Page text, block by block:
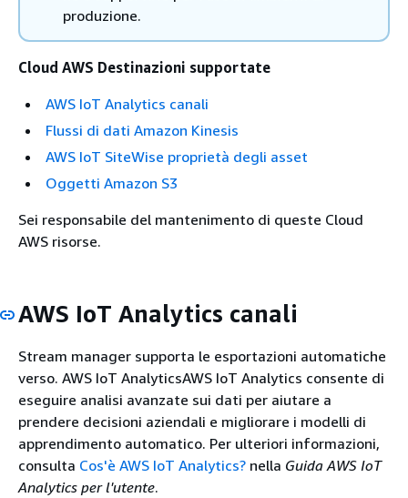
produzione.
Cloud AWS Destinazioni supportate
AWS IoT Analytics canali
Flussi di dati Amazon Kinesis
AWS IoT SiteWise proprietà degli asset
Oggetti Amazon S3
Sei responsabile del mantenimento di queste Cloud
AWS risorse.
AWS IoT Analytics canali
Stream manager supporta le esportazioni automatiche
verso. AWS IoT AnalyticsAWS IoT Analytics consente di
eseguire analisi avanzate sui dati per aiutare a
prendere decisioni aziendali e migliorare i modelli di
apprendimento automatico. Per ulteriori informazioni,
consulta Cos'è AWS IoT Analytics? nella Guida AWS IoT
Analytics per l'utente.